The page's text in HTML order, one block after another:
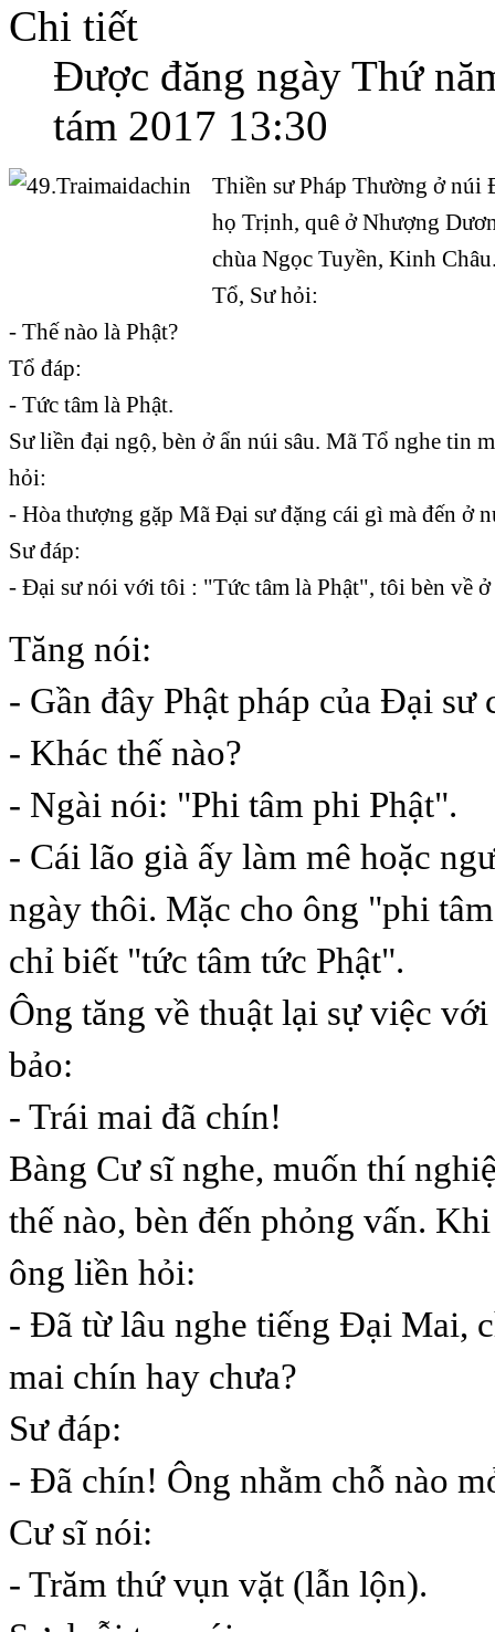
Chi tiết
Được đăng ngày Thứ
tám 2017 13:30
Thiền sư Pháp Thường ở
họ Trịnh, quê ở Nhượng
chùa Ngọc Tuyền, Kinh
Tổ, Sư hỏi:
- Thế nào là Phật?
Tổ đáp:
- Tức tâm là Phật.
Sư liền đại ngộ, bèn ở ẩn núi sâu. Mã Tổ nghe tin
hỏi:
- Hòa thượng gặp Mã Đại sư đặng cái gì mà đến ở
Sư đáp:
- Đại sư nói với tôi : "Tức tâm là Phật", tôi bèn về
Tăng nói:
- Gần đây Phật pháp của Đại sư
- Khác thế nào?
- Ngài nói: "Phi tâm phi Phật".
- Cái lão già ấy làm mê hoặc
ngày thôi. Mặc cho ông "phi
chỉ biết "tức tâm tức Phật".
Ông tăng về thuật lại sự việc
bảo:
- Trái mai đã chín!
Bàng Cư sĩ nghe, muốn thí
thế nào, bèn đến phỏng vấn.
ông liền hỏi:
- Đã từ lâu nghe tiếng Đại Mai,
mai chín hay chưa?
Sư đáp:
- Đã chín! Ông nhằm chỗ nào
Cư sĩ nói:
- Trăm thứ vụn vặt (lẫn lộn).